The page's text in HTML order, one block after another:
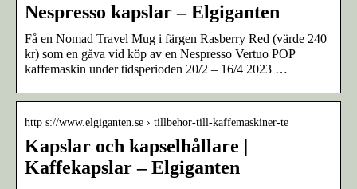
Nespresso kapslar – Elgiganten
Få en Nomad Travel Mug i färgen Rasberry Red (värde 240
kr) som en gåva vid köp av en Nespresso Vertuo POP
kaffemaskin under tidsperioden 20/2 – 16/4 2023 …
http s://www.elgiganten.se › tillbehor-till-kaffemaskiner-te
Kapslar och kapselhållare |
Kaffekapslar – Elgiganten